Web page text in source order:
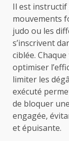
Il est instructif
mouvements
judo ou les
s’inscrivent
ciblée.
optimiser
limiter les
exécuté
de bloquer
engagée,
et épuisante.